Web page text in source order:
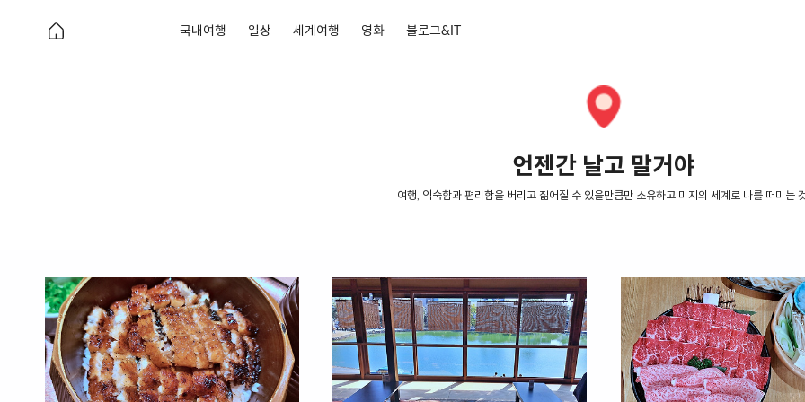
국내여행 일상 세계여행 영화 블로그&IT
언젠간 날고 말거야
여행, 익숙함과 편리함을 버리고 짊어질 수 있을만큼만 소유하고 미지의 세계로 나를 떠미는